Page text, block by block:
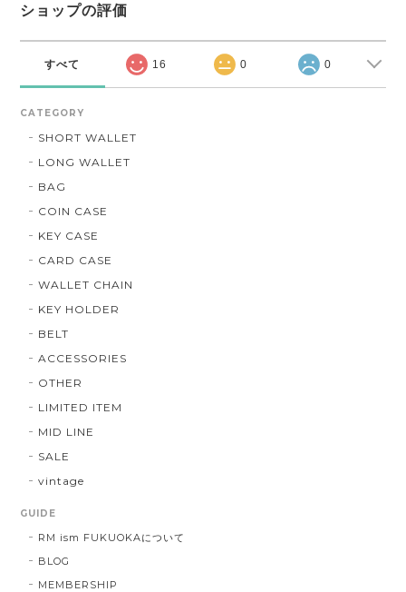
ショップの評価
すべて 16 0 0
CATEGORY
SHORT WALLET
LONG WALLET
BAG
COIN CASE
KEY CASE
CARD CASE
WALLET CHAIN
KEY HOLDER
BELT
ACCESSORIES
OTHER
LIMITED ITEM
MID LINE
SALE
vintage
GUIDE
RM ism FUKUOKAについて
BLOG
MEMBERSHIP